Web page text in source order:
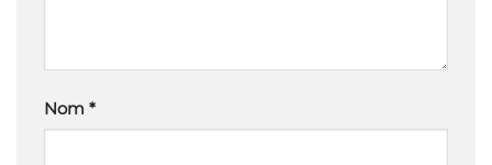
Nom *